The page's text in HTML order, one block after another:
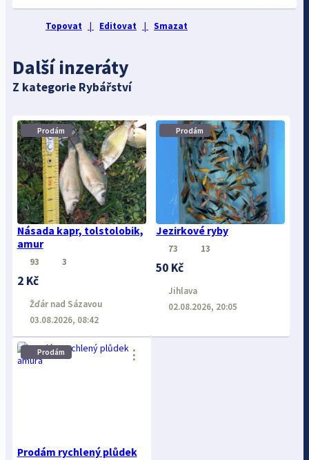
Topovat | Editovat | Smazat
Další inzeráty
Z kategorie Rybářství
Prodám
Násada kapr, tolstolobik,
amur
⋮
93 3
2 Kč
Žďár nad Sázavou
03.08.2026, 08:42
Prodám
Jezirkové ryby
⋮
73 13
50 Kč
Jihlava
02.08.2026, 20:05
Prodám
Prodám rychlený plůdek
⋮